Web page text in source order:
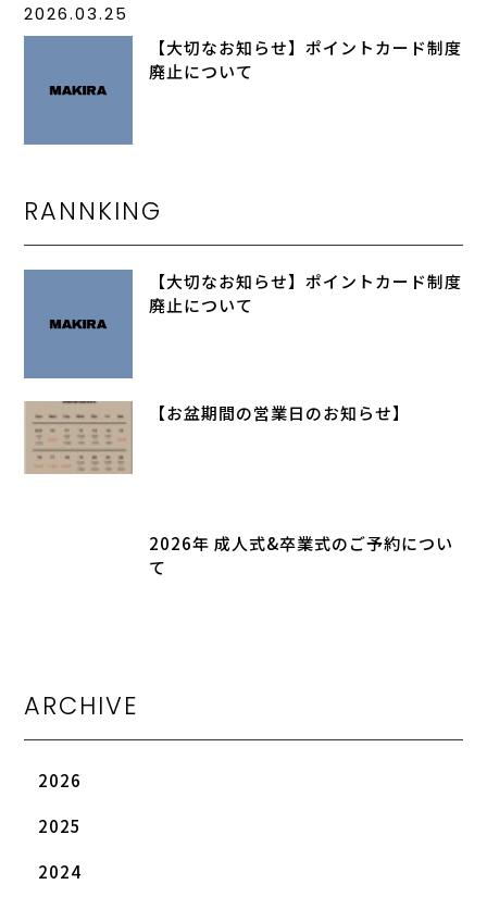
2026.03.25
【大切なお知らせ】ポイントカード制度
廃止について
RANNKING
【大切なお知らせ】ポイントカード制度
廃止について
【お盆期間の営業日のお知らせ】
2026年 成人式&卒業式のご予約につい
て
ARCHIVE
2026
2025
2024